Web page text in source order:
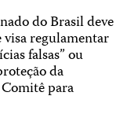
do Brasil deve
visa regulamentar
falsas” ou
da
para